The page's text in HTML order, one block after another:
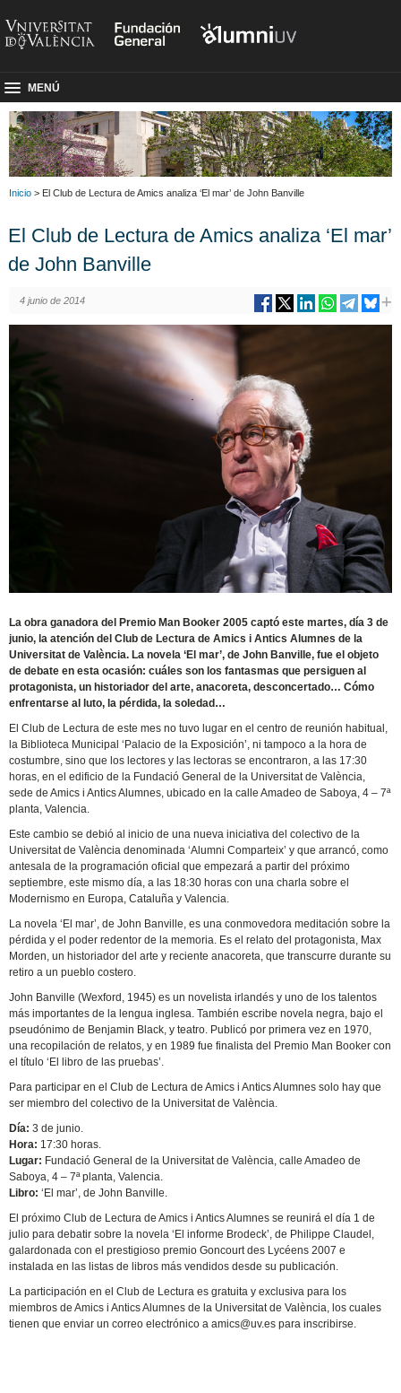
MENÚ
Inicio > El Club de Lectura de Amics analiza ‘El mar’ de John Banville
El Club de Lectura de Amics analiza ‘El mar’
de John Banville
4 junio de 2014
La obra ganadora del Premio Man Booker 2005 captó este martes, día 3 de
junio, la atención del Club de Lectura de Amics i Antics Alumnes de la
Universitat de València. La novela ‘El mar’, de John Banville, fue el objeto
de debate en esta ocasión: cuáles son los fantasmas que persiguen al
protagonista, un historiador del arte, anacoreta, desconcertado… Cómo
enfrentarse al luto, la pérdida, la soledad…
El Club de Lectura de este mes no tuvo lugar en el centro de reunión habitual,
la Biblioteca Municipal ‘Palacio de la Exposición’, ni tampoco a la hora de
costumbre, sino que los lectores y las lectoras se encontraron, a las 17:30
horas, en el edificio de la Fundació General de la Universitat de València,
sede de Amics i Antics Alumnes, ubicado en la calle Amadeo de Saboya, 4 – 7ª
planta, Valencia.
Este cambio se debió al inicio de una nueva iniciativa del colectivo de la
Universitat de València denominada ‘Alumni Comparteix’ y que arrancó, como
antesala de la programación oficial que empezará a partir del próximo
septiembre, este mismo día, a las 18:30 horas con una charla sobre el
Modernismo en Europa, Cataluña y Valencia.
La novela ‘El mar’, de John Banville, es una conmovedora meditación sobre la
pérdida y el poder redentor de la memoria. Es el relato del protagonista, Max
Morden, un historiador del arte y reciente anacoreta, que transcurre durante su
retiro a un pueblo costero.
John Banville (Wexford, 1945) es un novelista irlandés y uno de los talentos
más importantes de la lengua inglesa. También escribe novela negra, bajo el
pseudónimo de Benjamin Black, y teatro. Publicó por primera vez en 1970,
una recopilación de relatos, y en 1989 fue finalista del Premio Man Booker con
el título ‘El libro de las pruebas’.
Para participar en el Club de Lectura de Amics i Antics Alumnes solo hay que
ser miembro del colectivo de la Universitat de València.
Día: 3 de junio.
Hora: 17:30 horas.
Lugar: Fundació General de la Universitat de València, calle Amadeo de
Saboya, 4 – 7ª planta, Valencia.
Libro: ‘El mar’, de John Banville.
El próximo Club de Lectura de Amics i Antics Alumnes se reunirá el día 1 de
julio para debatir sobre la novela ‘El informe Brodeck’, de Philippe Claudel,
galardonada con el prestigioso premio Goncourt des Lycéens 2007 e
instalada en las listas de libros más vendidos desde su publicación.
La participación en el Club de Lectura es gratuita y exclusiva para los
miembros de Amics i Antics Alumnes de la Universitat de València, los cuales
tienen que enviar un correo electrónico a amics@uv.es para inscribirse.